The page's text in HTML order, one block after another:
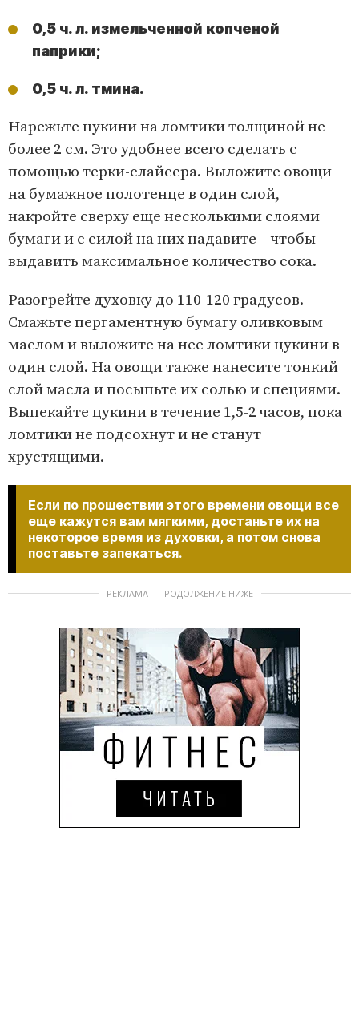
0,5 ч. л. измельченной копченой
паприки;
0,5 ч. л. тмина.
Нарежьте цукини на ломтики толщиной не
более 2 см. Это удобнее всего сделать с
помощью терки-слайсера. Выложите овощи
на бумажное полотенце в один слой,
накройте сверху еще несколькими слоями
бумаги и с силой на них надавите – чтобы
выдавить максимальное количество сока.
Разогрейте духовку до 110-120 градусов.
Смажьте пергаментную бумагу оливковым
маслом и выложите на нее ломтики цукини в
один слой. На овощи также нанесите тонкий
слой масла и посыпьте их солью и специями.
Выпекайте цукини в течение 1,5-2 часов, пока
ломтики не подсохнут и не станут
хрустящими.
Если по прошествии этого времени овощи все
еще кажутся вам мягкими, достаньте их на
некоторое время из духовки, а потом снова
поставьте запекаться.
РЕКЛАМА – ПРОДОЛЖЕНИЕ НИЖЕ